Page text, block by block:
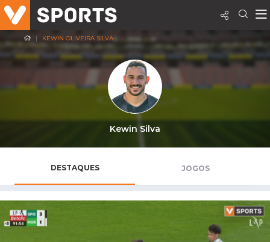
KEWIN OLIVEIRA SILVA
Kewin Silva
DESTAQUES JOGOS